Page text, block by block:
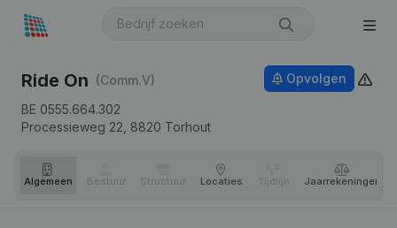
Ride On (Comm.V)
BE 0555.664.302
Processieweg 22, 8820 Torhout
Opvolgen
Algemeen Bestuur Structuur Locaties Tijdlijn Jaar­rekeningen